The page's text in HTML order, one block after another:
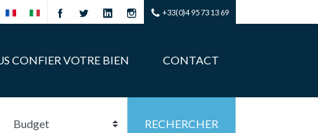
+33(0)4 95 73 13 69
CONFIER VOTRE BIEN CONTACT